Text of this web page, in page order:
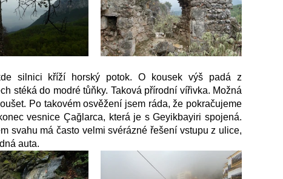
silnici kříží horský potok. O kousek výš padá z
stéká do modré tůňky. Taková přírodní vířivka. Možná
Po takovém osvěžení jsem ráda, že pokračujeme
vesnice Çağlarca, která je s Geyikbayiri spojená.
svahu má často velmi svérázné řešení vstupu z ulice,
auta.